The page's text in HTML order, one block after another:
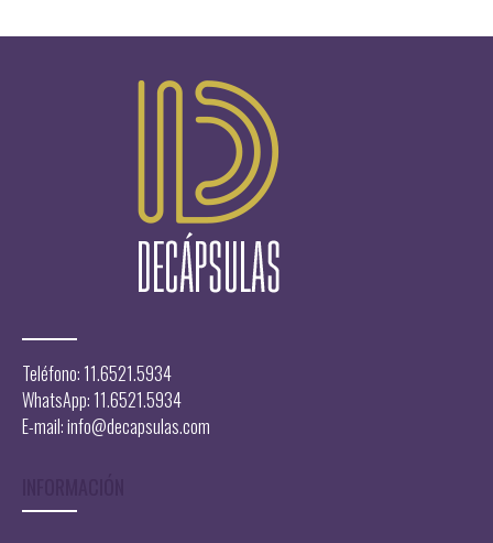
Teléfono: 11.6521.5934
WhatsApp: 11.6521.5934
E-mail:info@decapsulas.com